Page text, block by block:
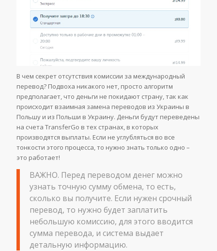
В чем секрет отсутствия комиссии за международный
перевод? Подвоха никакого нет, просто алгоритм
предполагает, что деньги не покидают страну, так как
происходит взаимная замена переводов из Украины в
Польшу и из Польши в Украину. Деньги будут переведены
на счета TransferGo в тех странах, в которых
производятся выплаты. Если не углубляться во все
тонкости этого процесса, то нужно знать только одно –
это работает!
ВАЖНО. Перед переводом денег можно
узнать точную сумму обмена, то есть,
сколько вы получите. Если нужен срочный
перевод, то нужно будет заплатить
небольшую комиссию, для этого вводится
сумма перевода, и система выдает
детальную информацию.